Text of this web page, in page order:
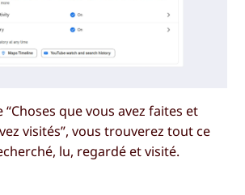
que vous avez faites et
visités”, vous trouverez tout ce
lu, regardé et visité.